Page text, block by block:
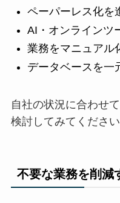
ペーパーレス化を
AI・オンラインツ
業務をマニュアル
データベースを一
自社の状況に合わせ
検討してみてください
不要な業務を削減